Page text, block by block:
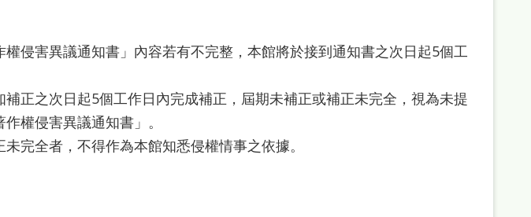
權侵害異議通知書」內容若有不完整，本館將於接到通知書之次日起5個工
正之次日起5個工作日內完成補正，屆期未補正或補正未完全，視為未提
權侵害異議通知書」。
完全者，不得作為本館知悉侵權情事之依據。